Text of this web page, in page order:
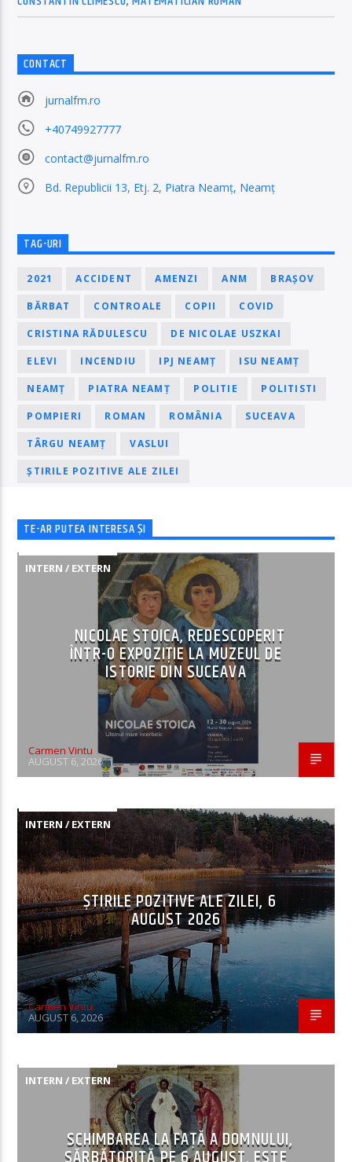
CONTACT
jurnalfm.ro
+40749927777
contact@jurnalfm.ro
Bd. Republicii 13, Etj. 2, Piatra Neamț, Neamț
TAG-URI
2021 ACCIDENT AMENZI ANM BRAȘOV
BĂRBAT CONTROALE COPII COVID
CRISTINA RĂDULESCU DE NICOLAE USZKAI
ELEVI INCENDIU IPJ NEAMȚ ISU NEAMȚ
NEAMȚ PIATRA NEAMȚ POLITIE POLITISTI
POMPIERI ROMAN ROMÂNIA SUCEAVA
TÂRGU NEAMȚ VASLUI
ȘTIRILE POZITIVE ALE ZILEI
TE-AR PUTEA INTERESA ȘI
INTERN / EXTERN
NICOLAE STOICA, REDESCOPERIT
ÎNTR-O EXPOZIȚIE LA MUZEUL DE
ISTORIE DIN SUCEAVA
Carmen Vintu
AUGUST 6, 2026
INTERN / EXTERN
ȘTIRILE POZITIVE ALE ZILEI, 6
AUGUST 2026
Carmen Vintu
AUGUST 6, 2026
INTERN / EXTERN
SCHIMBAREA LA FAȚĂ A DOMNULUI,